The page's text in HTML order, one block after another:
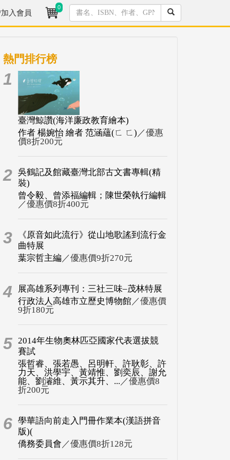
入會員
0
熱門排行榜
1
臺灣鯨讚(海洋廉政教育繪本)
作者 楊婉怡 繪者 范涵蘊(ㄈ ㄈ) ／優惠
價8折200元
2 吳鶴記及館藏臺灣北部古文書專輯(精
裝)
曾令毅、曾添福編輯；陳世榮執行編輯
／優惠價8折400元
3
《原音如此流行》從山地歌謠到流行金
曲特展
葉宗哲主編 ／優惠價9折270元
4
展高雄系列專刊：三社三味–茂林特展
行政法人高雄市立歷史博物館／優惠價
9折180元
5 2014年生物奧林匹亞國家代表選拔競
賽試
張哲睿、張若愚、呂明軒、許耿彰、許
力天、洪學宇、黃靖惟、劉奕辰、謝允
能、劉濬維、黃示其升、... ／優惠價8
折200元
6 學華語向前走入門冊作業本(漢語拼音
版)(
僑務委員會 ／優惠價8折128元